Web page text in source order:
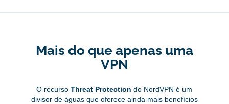
Mais do que apenas uma
VPN
O recursoThreat Protection do NordVPN é um
divisor de águas que oferece ainda mais benefícios